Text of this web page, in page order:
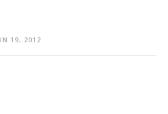
19, 2012